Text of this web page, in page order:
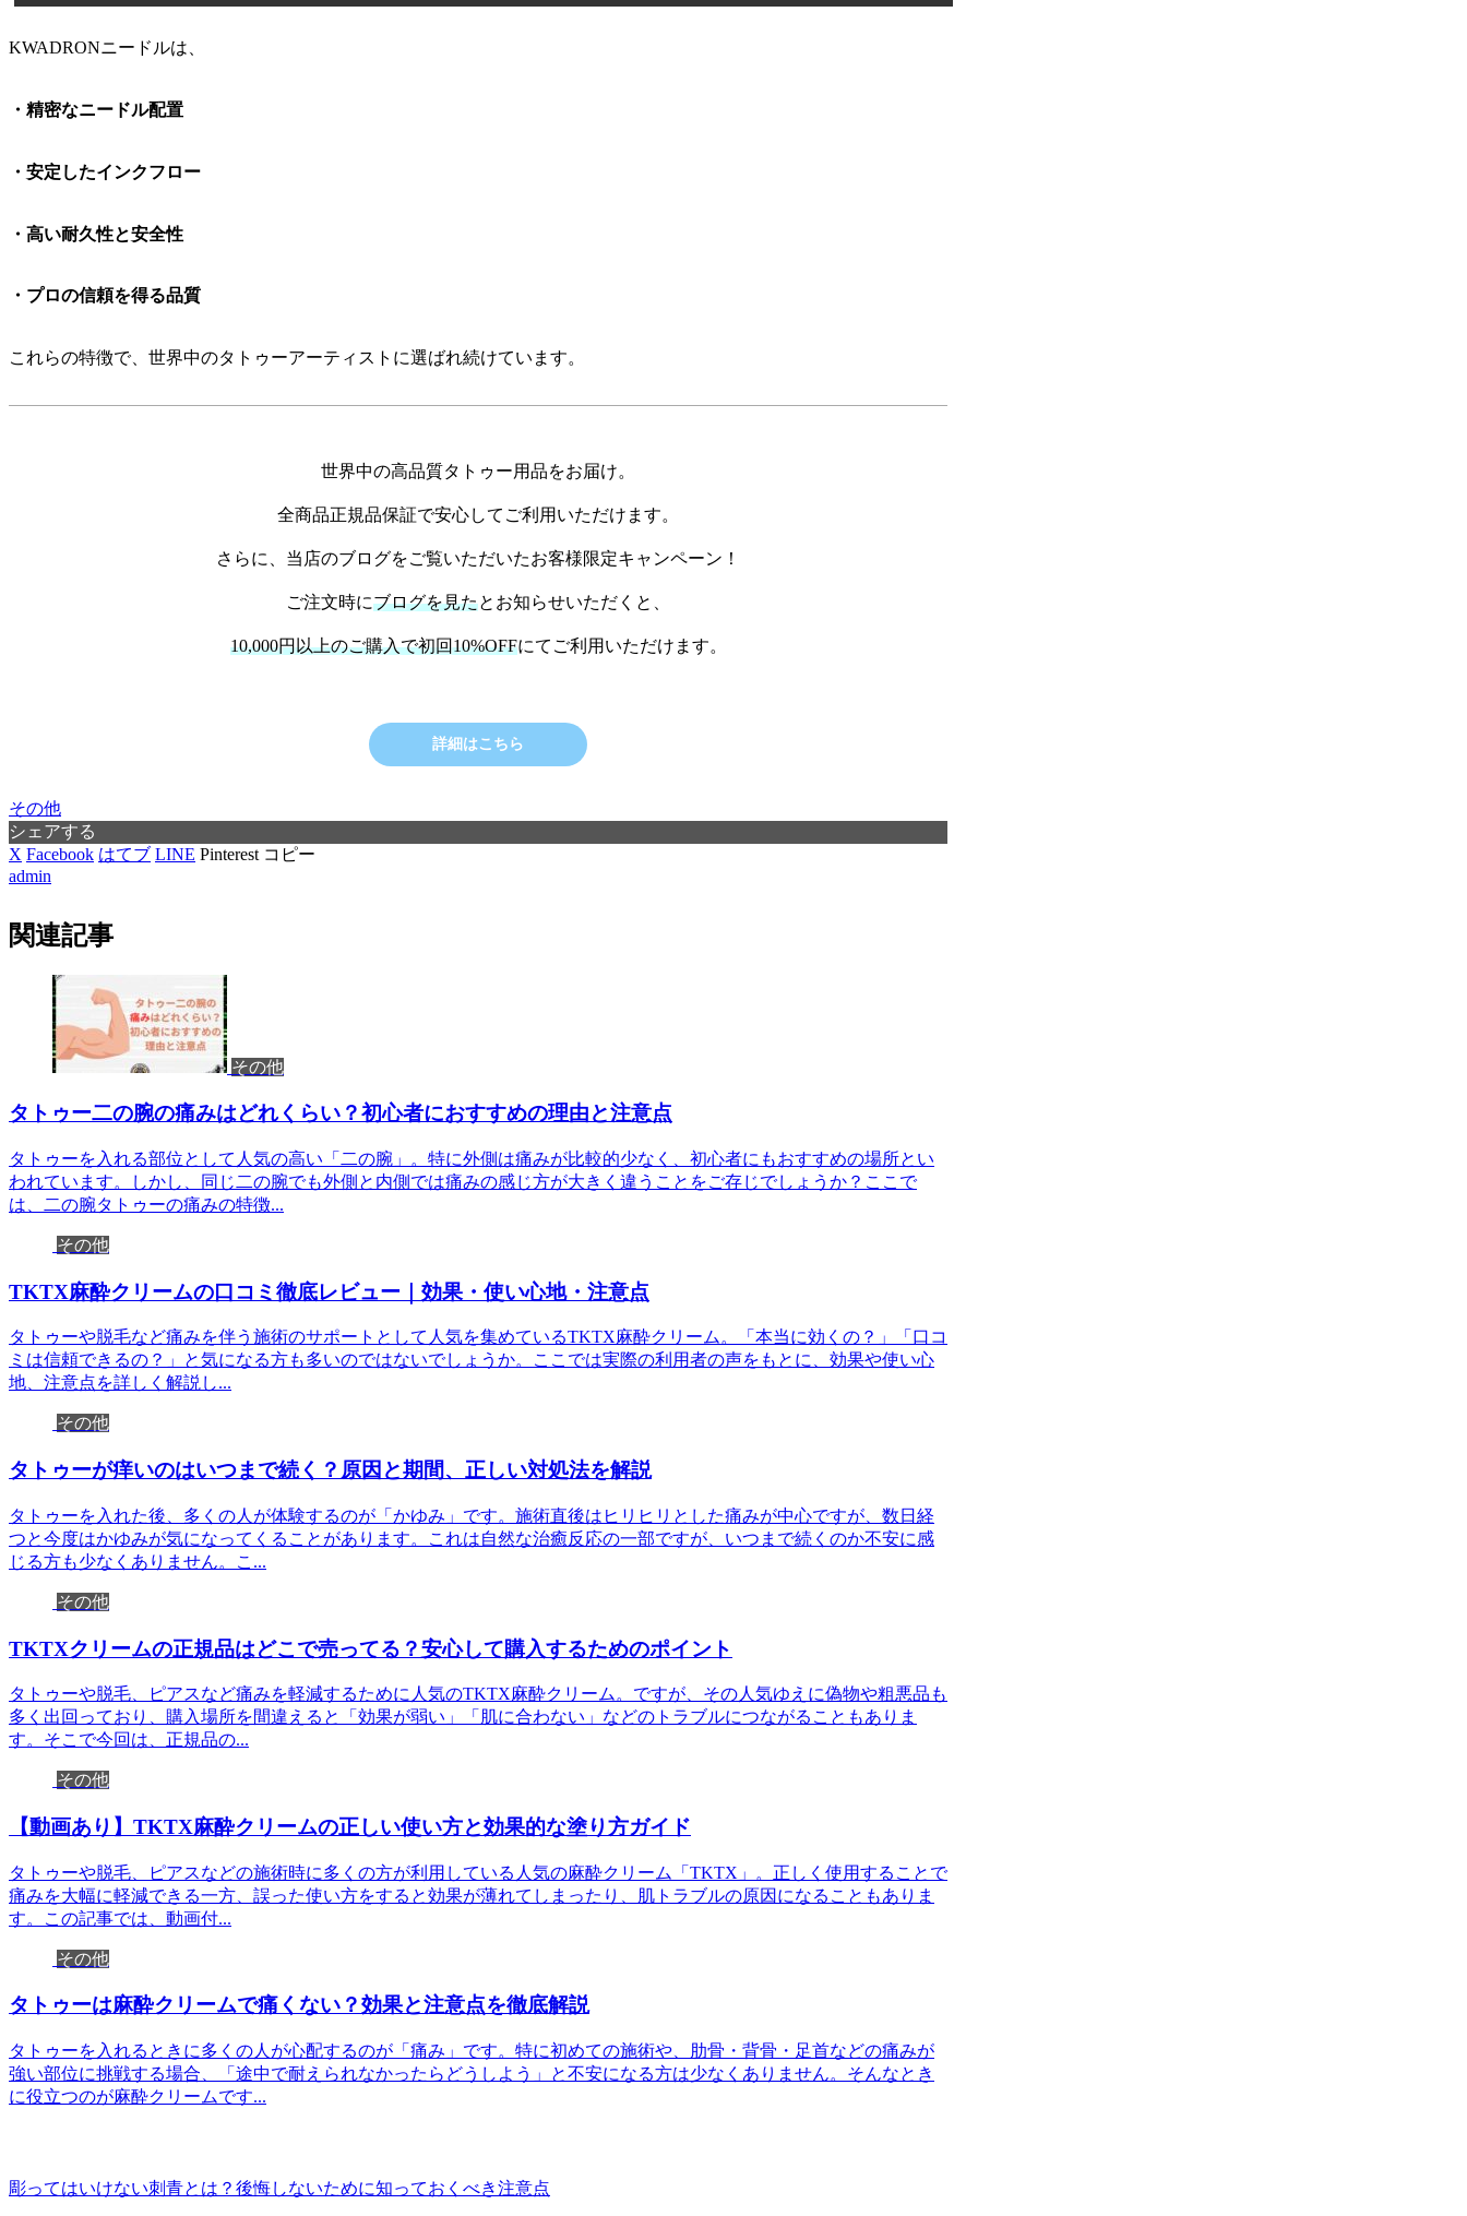
KWADRONニードルは、
・精密なニードル配置
・安定したインクフロー
・高い耐久性と安全性
・プロの信頼を得る品質
これらの特徴で、世界中のタトゥーアーティストに選ばれ続けています。
世界中の高品質タトゥー用品をお届け。
全商品正規品保証で安心してご利用いただけます。
さらに、当店のブログをご覧いただいたお客様限定キャンペーン！
ご注文時にブログを見たとお知らせいただくと、
10,000円以上のご購入で初回10%OFFにてご利用いただけます。
詳細はこちら
その他
シェアする
X Facebook はてブ LINE Pinterest コピー
admin
関連記事
その他
タトゥー二の腕の痛みはどれくらい？初心者におすすめの理由と注意点
タトゥーを入れる部位として人気の高い「二の腕」。特に外側は痛みが比較的少なく、初心者にもおすすめの場所とい
われています。しかし、同じ二の腕でも外側と内側では痛みの感じ方が大きく違うことをご存じでしょうか？ここで
は、二の腕タトゥーの痛みの特徴...
その他
TKTX麻酔クリームの口コミ徹底レビュー｜効果・使い心地・注意点
タトゥーや脱毛など痛みを伴う施術のサポートとして人気を集めているTKTX麻酔クリーム。「本当に効くの？」「口コ
ミは信頼できるの？」と気になる方も多いのではないでしょうか。ここでは実際の利用者の声をもとに、効果や使い心
地、注意点を詳しく解説し...
その他
タトゥーが痒いのはいつまで続く？原因と期間、正しい対処法を解説
タトゥーを入れた後、多くの人が体験するのが「かゆみ」です。施術直後はヒリヒリとした痛みが中心ですが、数日経
つと今度はかゆみが気になってくることがあります。これは自然な治癒反応の一部ですが、いつまで続くのか不安に感
じる方も少なくありません。こ...
その他
TKTXクリームの正規品はどこで売ってる？安心して購入するためのポイント
タトゥーや脱毛、ピアスなど痛みを軽減するために人気のTKTX麻酔クリーム。ですが、その人気ゆえに偽物や粗悪品も
多く出回っており、購入場所を間違えると「効果が弱い」「肌に合わない」などのトラブルにつながることもありま
す。そこで今回は、正規品の...
その他
【動画あり】TKTX麻酔クリームの正しい使い方と効果的な塗り方ガイド
タトゥーや脱毛、ピアスなどの施術時に多くの方が利用している人気の麻酔クリーム「TKTX」。正しく使用することで
痛みを大幅に軽減できる一方、誤った使い方をすると効果が薄れてしまったり、肌トラブルの原因になることもありま
す。この記事では、動画付...
その他
タトゥーは麻酔クリームで痛くない？効果と注意点を徹底解説
タトゥーを入れるときに多くの人が心配するのが「痛み」です。特に初めての施術や、肋骨・背骨・足首などの痛みが
強い部位に挑戦する場合、「途中で耐えられなかったらどうしよう」と不安になる方は少なくありません。そんなとき
に役立つのが麻酔クリームです...
彫ってはいけない刺青とは？後悔しないために知っておくべき注意点